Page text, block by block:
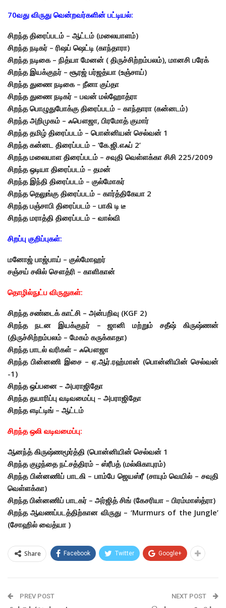
70வது விருது வென்றவர்களின் பட்டியல்:
சிறந்த திரைப்படம் – ஆட்டம் (மலையாளம்)
சிறந்த நடிகர் – ரிஷப் ஷெட்டி (காந்தாரா)
சிறந்த நடிகை – நித்யா மேனன் ( திருச்சிற்றம்பலம்), மானசி பரேக்
சிறந்த இயக்குநர் – சூரஜ் பர்ஜத்யா (உஞ்சாய்)
சிறந்த துணை நடிகை – நீனா குப்தா
சிறந்த துணை நடிகர் – பவன் மல்ஹோத்ரா
சிறந்த பொழுதுபோக்கு திரைப்படம் – காந்தாரா (கன்னடம்)
சிறந்த அறிமுகம் – ஃபௌஜா, பிரமோத் குமார்
சிறந்த தமிழ் திரைப்படம் – பொன்னியன் செல்வன் 1
சிறந்த கன்னட திரைப்படம் – ‘கே.ஜி.எஃப் 2’
சிறந்த மலையாள திரைப்படம் – சவுதி வெள்ளக்கா சிசி 225/2009
சிறந்த ஒடியா திரைப்படம் – தமன்
சிறந்த இந்தி திரைப்படம் – குல்மோகர்
சிறந்த தெலுங்கு திரைப்படம் – கார்த்திகேயா 2
சிறந்த பஞ்சாபி திரைப்படம் – பாகி டி டீ
சிறந்த மராத்தி திரைப்படம் – வால்வி
சிறப்பு குறிப்புகள்:
மனோஜ் பாஜ்பாய் – குல்மோஹர்
சஞ்சய் சலில் சௌத்ரி – காளிகான்
தொழில்நுட்ப விருதுகள்:
சிறந்த சண்டைக் காட்சி – அன்பறிவு (KGF 2)
சிறந்த நடன இயக்குநர் – ஜானி மற்றும் சதீஷ் கிருஷ்ணன்
(திருச்சிற்றம்பலம் – மேகம் கருக்காதா)
சிறந்த பாடல் வரிகள் – ஃபௌஜா
சிறந்த பின்னணி இசை – ஏ.ஆர்.ரஹ்மான் (பொன்னியின் செல்வன்
-1)
சிறந்த ஒப்பனை – அபராஜிதோ
சிறந்த தயாரிப்பு வடிவமைப்பு – அபராஜிதோ
சிறந்த எடிட்டிங் – ஆட்டம்
சிறந்த ஒலி வடிவமைப்பு:
ஆனந்த் கிருஷ்ணமூர்த்தி (பொன்னியின் செல்வன் 1
சிறந்த குழந்தை நட்சத்திரம் – ஸ்ரீபத் (மல்லிகாபுரம்)
சிறந்த பின்னணிப் பாடகி – பாம்பே ஜெயஸ்ரீ (சாயும் வெயில் – சவுதி
வெள்ளக்கா)
சிறந்த பின்னணிப் பாடகர் – அர்ஜித் சிங் (கேசரியா – பிரம்மாஸ்த்ரா)
சிறந்த ஆவணப்படத்திற்கான விருது – ‘Murmurs of the Jungle’
(சோஹில் வைத்யா )
Share Facebook Twitter Google+
PREV POST NEXT POST